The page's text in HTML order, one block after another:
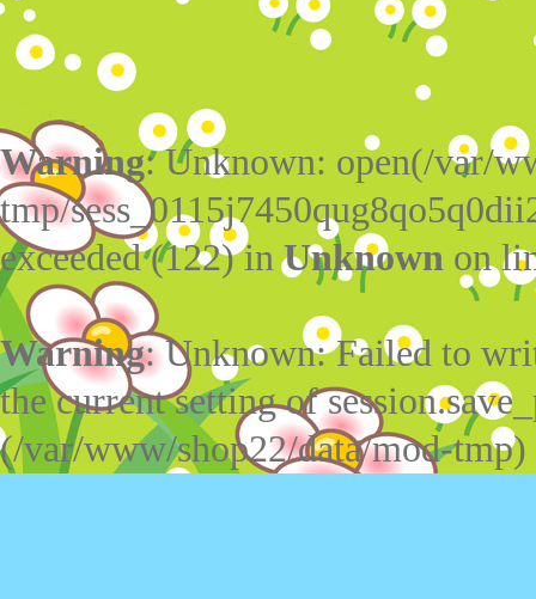
Warning: Unknown: open(/var/
tmp/
exceeded (122) inUnknown on
Warning: Unknown: Failed to
the current setting of
(/var/www/shop22/data/mod-